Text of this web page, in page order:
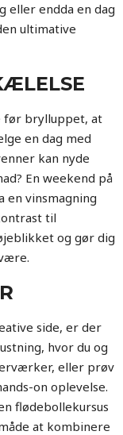
eller endda en dag
ultimative
før brylluppet, at
en dag med
kan nyde
En weekend på
en vinsmagning
til
og gør dig
side, er der
hvor du og
eller prøv
on oplevelse.
flødebollekursus
at kombinere